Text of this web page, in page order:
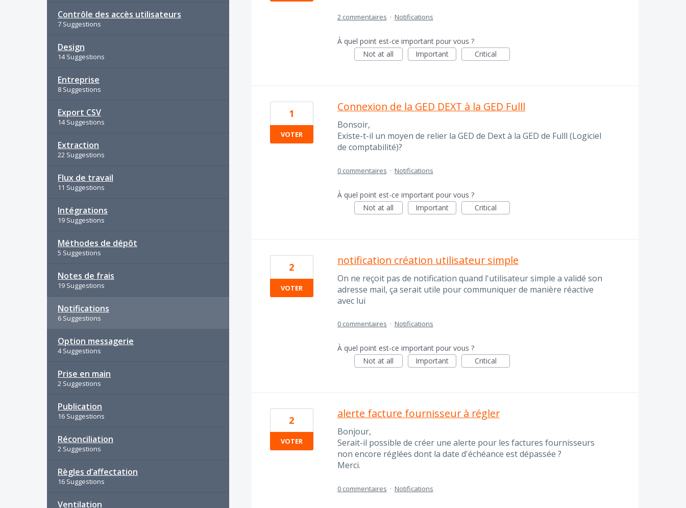
Contrôle des accès utilisateurs
7 Suggestions
Design
14 Suggestions
Entreprise
8 Suggestions
Export CSV
14 Suggestions
Extraction
22 Suggestions
Flux de travail
11 Suggestions
Intégrations
19 Suggestions
Méthodes de dépôt
5 Suggestions
Notes de frais
19 Suggestions
Notifications
6 Suggestions
Option messagerie
4 Suggestions
Prise en main
2 Suggestions
Publication
16 Suggestions
Réconciliation
2 Suggestions
Règles d’affectation
16 Suggestions
Ventilation
2 commentaires · Notifications
À quel point est-ce important pour vous ?
Not at all
Important Critical
Connexion de la GED DEXT à la GED Fulll
Bonsoir,
Existe-t-il un moyen de relier la GED de Dext à la GED de Fulll (Logiciel
de comptabilité)?
1
VOTER
0 commentaires · Notifications
À quel point est-ce important pour vous ?
Not at all
Important Critical
notification création utilisateur simple
On ne reçoit pas de notification quand l'utilisateur simple a validé son
adresse mail, ça serait utile pour communiquer de manière réactive
avec lui
2
VOTER
0 commentaires · Notifications
À quel point est-ce important pour vous ?
Not at all
Important Critical
alerte facture fournisseur à régler
Bonjour,
Serait-il possible de créer une alerte pour les factures fournisseurs
non encore réglées dont la date d'échéance est dépassée ?
Merci.
2
VOTER
0 commentaires · Notifications